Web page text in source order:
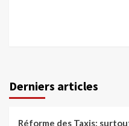
Derniers articles
Réforme des Taxis: